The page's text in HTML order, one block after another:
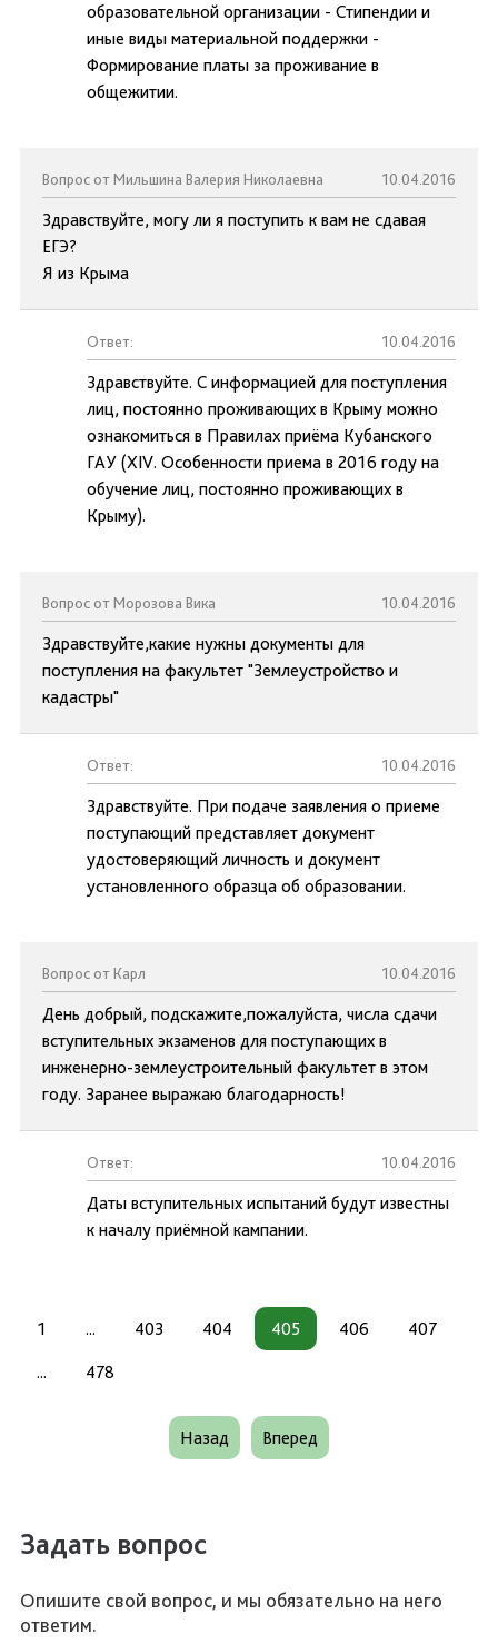
образовательной организации - Стипендии и
иные виды материальной поддержки -
Формирование платы за проживание в
общежитии.
Вопрос от Мильшина Валерия Николаевна 10.04.2016
Здравствуйте, могу ли я поступить к вам не сдавая
ЕГЭ?
Я из Крыма
Ответ: 10.04.2016
Здравствуйте. С информацией для поступления
лиц, постоянно проживающих в Крыму можно
ознакомиться в Правилах приёма Кубанского
ГАУ (XIV. Особенности приема в 2016 году на
обучение лиц, постоянно проживающих в
Крыму).
Вопрос от Морозова Вика 10.04.2016
Здравствуйте,какие нужны документы для
поступления на факультет "Землеустройство и
кадастры"
Ответ: 10.04.2016
Здравствуйте. При подаче заявления о приеме
поступающий представляет документ
удостоверяющий личность и документ
установленного образца об образовании.
Вопрос от Карл 10.04.2016
День добрый, подскажите,пожалуйста, числа сдачи
вступительных экзаменов для поступающих в
инженерно-землеустроительный факультет в этом
году. Заранее выражаю благодарность!
Ответ: 10.04.2016
Даты вступительных испытаний будут известны
к началу приёмной кампании.
1 ... 403 404 405 406 407
... 478
Назад Вперед
Задать вопрос
Опишите свой вопрос, и мы обязательно на него
ответим.